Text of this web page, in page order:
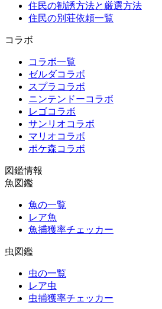
住民の勧誘方法と厳選方法
住民の別荘依頼一覧
コラボ
コラボ一覧
ゼルダコラボ
スプラコラボ
ニンテンドーコラボ
レゴコラボ
サンリオコラボ
マリオコラボ
ポケ森コラボ
図鑑情報
魚図鑑
魚の一覧
レア魚
魚捕獲率チェッカー
虫図鑑
虫の一覧
レア虫
虫捕獲率チェッカー